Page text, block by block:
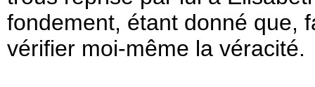
fondement, étant donné que,
vérifier moi-même la véracité.